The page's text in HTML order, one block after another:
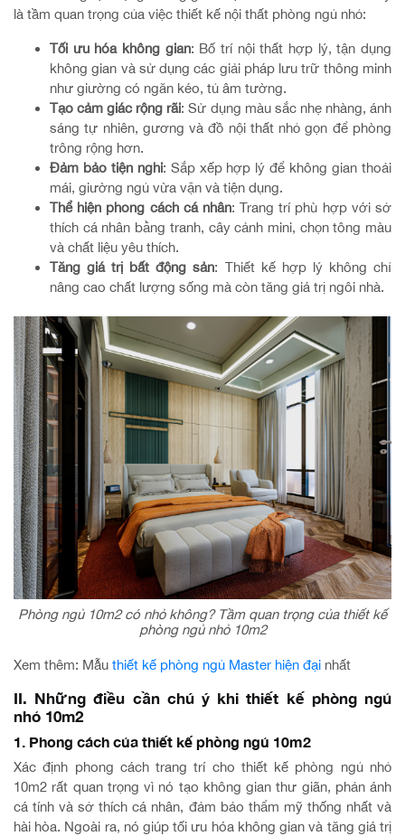
là tầm quan trọng của việc thiết kế nội thất phòng ngủ nhỏ:
Tối ưu hóa không gian: Bố trí nội thất hợp lý, tận dụng
không gian và sử dụng các giải pháp lưu trữ thông minh
như giường có ngăn kéo, tủ âm tường.
Tạo cảm giác rộng rãi: Sử dụng màu sắc nhẹ nhàng, ánh
sáng tự nhiên, gương và đồ nội thất nhỏ gọn để phòng
trông rộng hơn.
Đảm bảo tiện nghi: Sắp xếp hợp lý để không gian thoải
mái, giường ngủ vừa vặn và tiện dụng.
Thể hiện phong cách cá nhân: Trang trí phù hợp với sở
thích cá nhân bằng tranh, cây cảnh mini, chọn tông màu
và chất liệu yêu thích.
Tăng giá trị bất động sản: Thiết kế hợp lý không chỉ
nâng cao chất lượng sống mà còn tăng giá trị ngôi nhà.
Phòng ngủ 10m2 có nhỏ không? Tầm quan trọng của thiết kế
phòng ngủ nhỏ 10m2
Xem thêm: Mẫu thiết kế phòng ngủ Master hiện đại nhất
II. Những điều cần chú ý khi thiết kế phòng ngủ
nhỏ 10m2
1. Phong cách của thiết kế phòng ngủ 10m2
Xác định phong cách trang trí cho thiết kế phòng ngủ nhỏ
10m2 rất quan trọng vì nó tạo không gian thư giãn, phản ánh
cá tính và sở thích cá nhân, đảm bảo thẩm mỹ thống nhất và
hài hòa. Ngoài ra, nó giúp tối ưu hóa không gian và tăng giá trị